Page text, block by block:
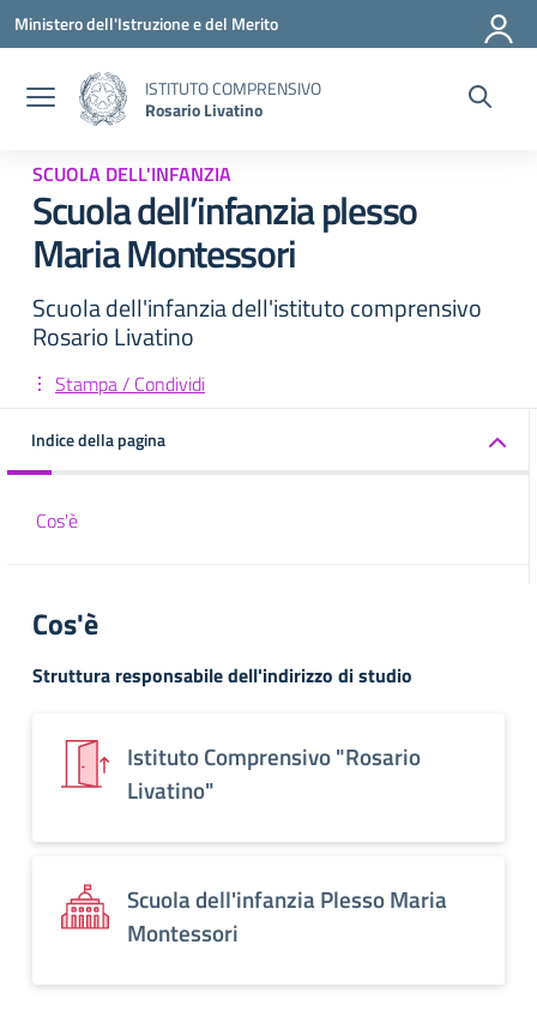
Vai ai contenuti
Vai al menu di navigazione
Vai al footer
Ministero dell'Istruzione e del Merito
ISTITUTO COMPRENSIVO
Rosario Livatino
SCUOLA DELL'INFANZIA
Scuola dell’infanzia plesso
Maria Montessori
Scuola dell'infanzia dell'istituto comprensivo
Rosario Livatino
Stampa / Condividi
Indice della pagina
Cos'è
Cos'è
Struttura responsabile dell'indirizzo di studio
Istituto Comprensivo "Rosario
Livatino"
Scuola dell'infanzia Plesso Maria
Montessori